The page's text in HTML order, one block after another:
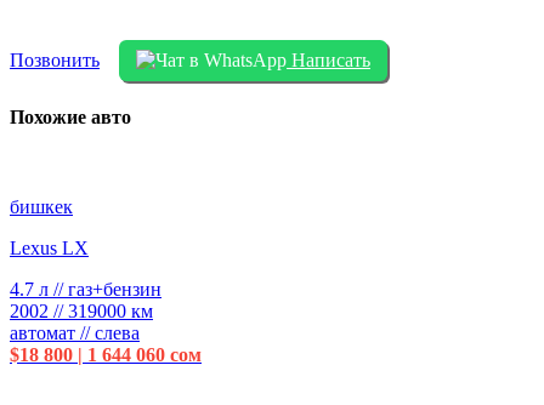
Позвонить Написать
Похожие авто
бишкек
Lexus LX
4.7 л // газ+бензин
2002 // 319000 км
автомат // слева
$18 800 | 1 644 060 сом